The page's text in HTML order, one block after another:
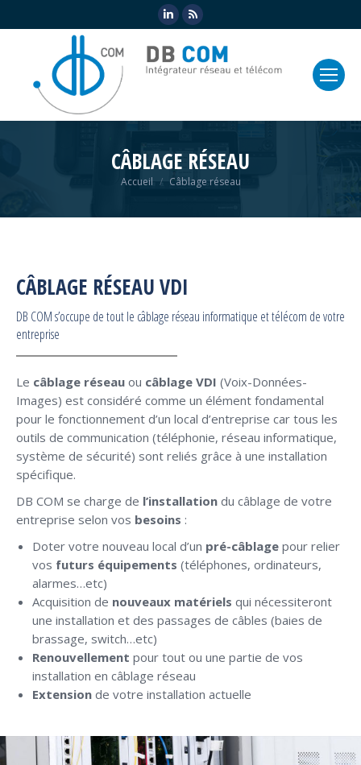
LinkedIn
RSS
CÂBLAGE RÉSEAU
Vous êtes ici :
Accueil Câblage réseau
CÂBLAGE RÉSEAU VDI
DB COM s’occupe de tout le câblage réseau informatique et télécom de votre
entreprise
Le câblage réseau ou câblage VDI (Voix-Données-
Images) est considéré comme un élément fondamental
pour le fonctionnement d’un local d’entreprise car tous les
outils de communication (téléphonie, réseau informatique,
système de sécurité) sont reliés grâce à une installation
spécifique.
DB COM se charge de l’installation du câblage de votre
entreprise selon vos besoins :
Doter votre nouveau local d’un pré-câblage pour relier
vos futurs équipements (téléphones, ordinateurs,
alarmes…etc)
Acquisition de nouveaux matériels qui nécessiteront
une installation et des passages de câbles (baies de
brassage, switch…etc)
Renouvellement pour tout ou une partie de vos
installation en câblage réseau
Extension de votre installation actuelle